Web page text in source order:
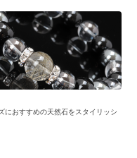
におすすめの天然石をスタイリッシ